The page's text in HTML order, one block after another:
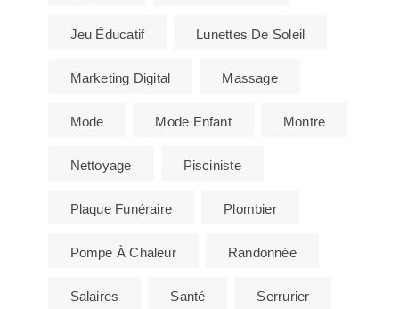
Jeu Éducatif Lunettes De Soleil
Marketing Digital Massage
Mode Mode Enfant Montre
Nettoyage Pisciniste
Plaque Funéraire Plombier
Pompe À Chaleur Randonnée
Salaires Santé Serrurier